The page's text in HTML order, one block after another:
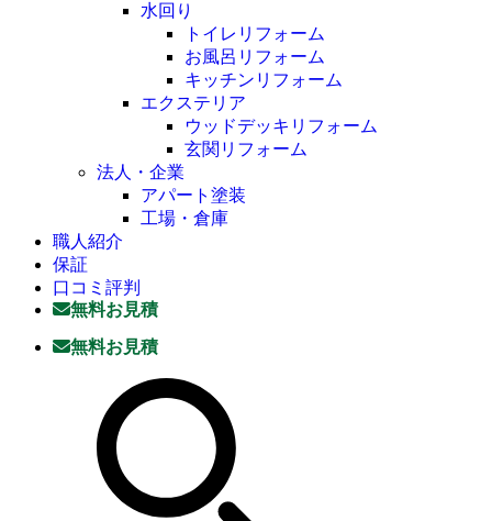
水回り
トイレリフォーム
お風呂リフォーム
キッチンリフォーム
エクステリア
ウッドデッキリフォーム
玄関リフォーム
法人・企業
アパート塗装
工場・倉庫
職人紹介
保証
口コミ評判
無料お見積
無料お見積